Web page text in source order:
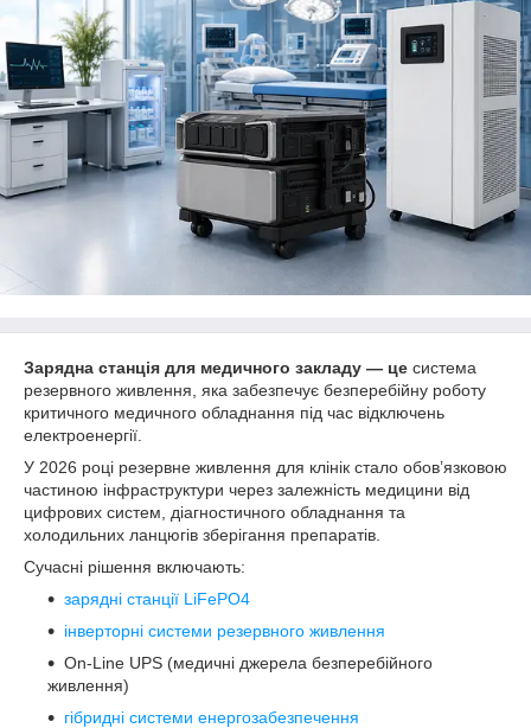
Зарядна станція для медичного закладу — це система
резервного живлення, яка забезпечує безперебійну роботу
критичного медичного обладнання під час відключень
електроенергії.
У 2026 році резервне живлення для клінік стало обов’язковою
частиною інфраструктури через залежність медицини від
цифрових систем, діагностичного обладнання та
холодильних ланцюгів зберігання препаратів.
Сучасні рішення включають:
зарядні станції LiFePO4
інверторні системи резервного живлення
On-Line UPS (медичні джерела безперебійного
живлення)
гібридні системи енергозабезпечення